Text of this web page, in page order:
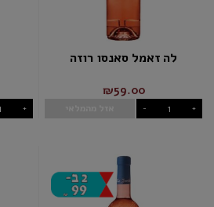
לה זאמל סאנסו רוזה
₪59.00
- +
+